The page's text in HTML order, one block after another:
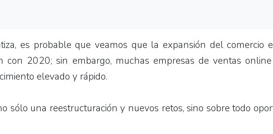
es probable que veamos que la expansión del comercio
con 2020; sin embargo, muchas empresas de ventas
elevado y rápido.
sólo una reestructuración y nuevos retos, sino sobre todo